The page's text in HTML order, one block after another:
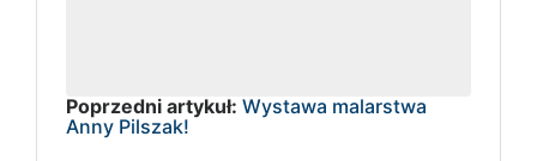
Poprzedni artykuł: Wystawa malarstwa
Anny Pilszak!